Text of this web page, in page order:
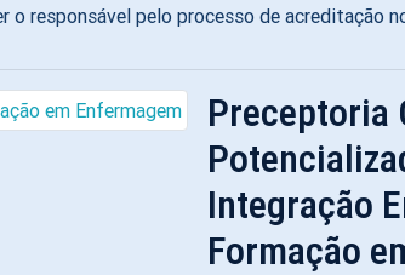
o responsável pelo processo de acreditação
Preceptoria
Integração
Formação